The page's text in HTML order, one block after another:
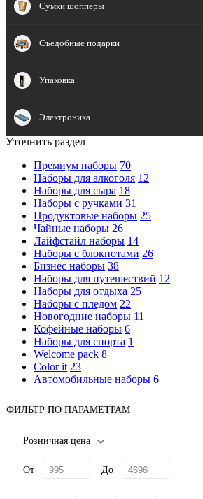
Сумки шопперы
Съедобные подарки
Упаковка
Электроника
Уточнить раздел
Премиум наборы 70
Наборы для алкоголя 12
Наборы для сыра 18
Наборы с ручками 31
Продуктовые наборы 25
Чайные наборы 26
Лайфстайл наборы 14
Наборы с блокнотами 26
Бизнес наборы 38
Наборы для путешествий 12
Наборы для отдыха 25
Наборы с пледом 22
Новогодние наборы 11
Кофейные наборы 6
Наборы для спорта 1
Welcome pack 8
Color it 23
Автомобильные наборы 6
ФИЛЬТР ПО ПАРАМЕТРАМ
Розничная цена
От До